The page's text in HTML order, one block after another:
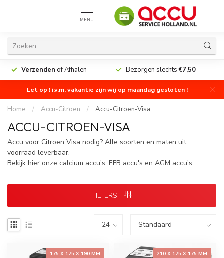
MENU
Verzenden of Afhalen Bezorgen slechts€7,50
Let op ! i.v.m. vakantie zijn wij op maandag gesloten !
Home / Accu-Citroen / Accu-Citroen-Visa
ACCU-CITROEN-VISA
Accu voor Citroen Visa nodig? Alle soorten en maten uit
voorraad leverbaar.
Bekijk hier onze calcium accu's, EFB accu's en AGM accu's.
FILTERS
175 X 175 X 190 MM 210 X 175 X 175 MM